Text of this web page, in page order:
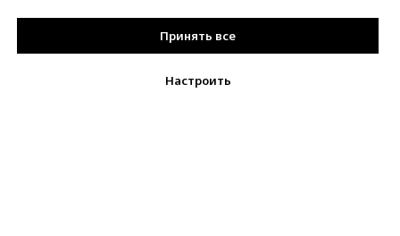
Принять все
Настроить